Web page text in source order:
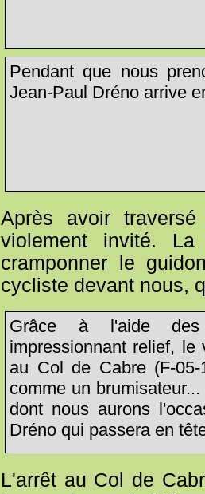
Pendant que nous
Jean-Paul Dréno arrive
Après avoir
violement invité.
cramponner le
cycliste devant nous,
Grâce à l'aide
impressionnant relief,
au Col de Cabre (F-
comme un
dont nous aurons
Dréno qui passera en
L'arrêt au Col de